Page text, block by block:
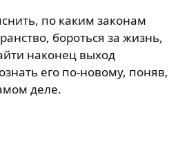
по каким законам
бороться за жизнь,
наконец выход
его по-новому, поняв,
деле.